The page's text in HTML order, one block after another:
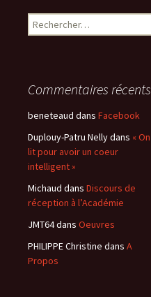
Rechercher :
Commentaires récents
beneteaud dans Facebook
Duplouy-Patru Nellydans « On
lit pour avoir un coeur
intelligent »
Michaud dans Discours de
réception à l’Académie
JMT64dans Oeuvres
PHILIPPE Christine dans A
Propos